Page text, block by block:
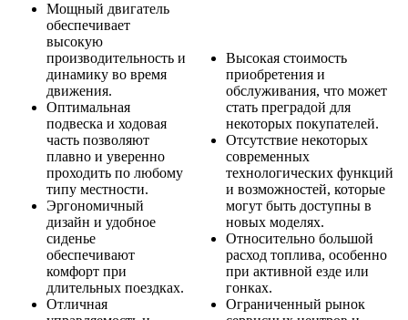
Мощный двигатель
обеспечивает
высокую
производительность и
динамику во время
движения.
Оптимальная
подвеска и ходовая
часть позволяют
плавно и уверенно
проходить по любому
типу местности.
Эргономичный
дизайн и удобное
сиденье
обеспечивают
комфорт при
длительных поездках.
Отличная
Высокая стоимость
приобретения и
обслуживания, что может
стать преградой для
некоторых покупателей.
Отсутствие некоторых
современных
технологических функций
и возможностей, которые
могут быть доступны в
новых моделях.
Относительно большой
расход топлива, особенно
при активной езде или
гонках.
Ограниченный рынок